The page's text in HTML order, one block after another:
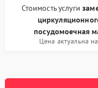
Стоимость услуги
посудомоечная
Цена актуальна